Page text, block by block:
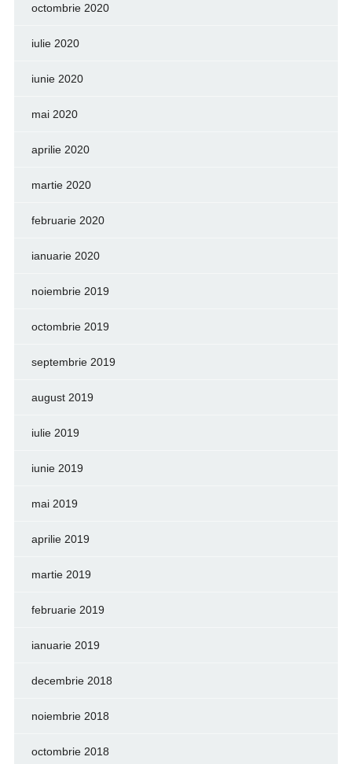
octombrie 2020
iulie 2020
iunie 2020
mai 2020
aprilie 2020
martie 2020
februarie 2020
ianuarie 2020
noiembrie 2019
octombrie 2019
septembrie 2019
august 2019
iulie 2019
iunie 2019
mai 2019
aprilie 2019
martie 2019
februarie 2019
ianuarie 2019
decembrie 2018
noiembrie 2018
octombrie 2018